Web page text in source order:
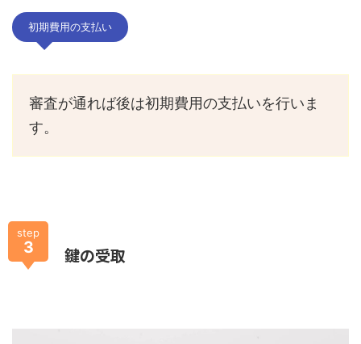
初期費用の支払い
審査が通れば後は初期費用の支払いを行いま
す。
step
3 鍵の受取